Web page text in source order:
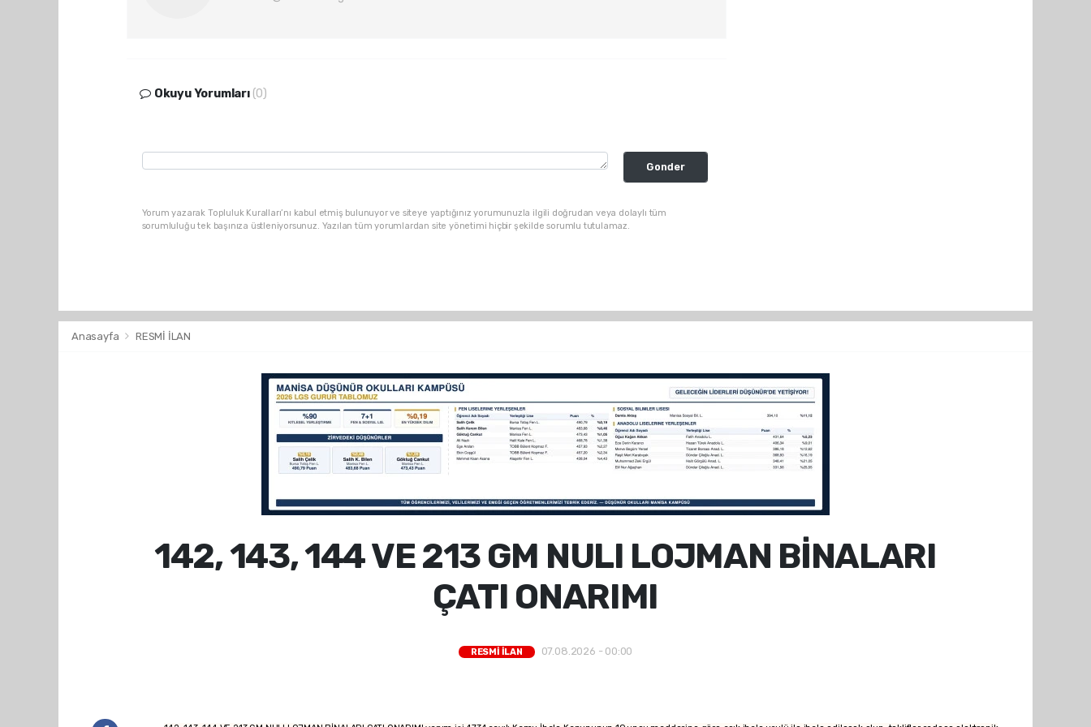
Okuyu Yorumları (0)
Gonder
Yorum yazarak Topluluk Kuralları’nı kabul etmiş bulunuyor ve siteye yaptığınız yorumunuzla ilgili doğrudan veya dolaylı tüm
sorumluluğu tek başınıza üstleniyorsunuz. Yazılan tüm yorumlardan site yönetimi hiçbir şekilde sorumlu tutulamaz.
Anasayfa RESMİ İLAN
142, 143, 144 VE 213 GM NULI LOJMAN BİNALARI
ÇATI ONARIMI
RESMİ İLAN 07.08.2026 - 00:00